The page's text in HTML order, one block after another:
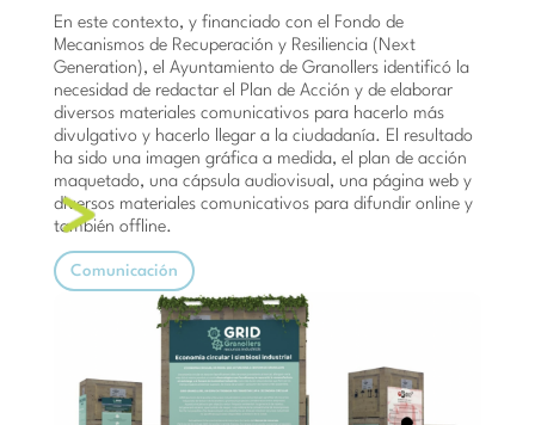
En este contexto, y financiado con el Fondo de
Mecanismos de Recuperación y Resiliencia (Next
Generation), el Ayuntamiento de Granollers identificó la
necesidad de redactar el Plan de Acción y de elaborar
diversos materiales comunicativos para hacerlo más
divulgativo y hacerlo llegar a la ciudadanía. El resultado
ha sido una imagen gráfica a medida, el plan de acción
maquetado, una cápsula audiovisual, una página web y
diversos materiales comunicativos para difundir online y
también offline.
Comunicación